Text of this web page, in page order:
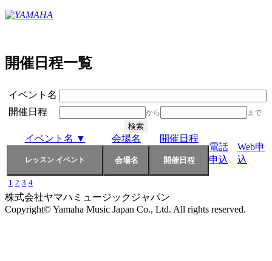
開催日程一覧
イベント名
開催日程
から まで
イベント名 ▼ 会場名
開催日程
電話
申込
Web申
込
1 2 3 4
株式会社ヤマハミュージックジャパン
Copyright© Yamaha Music Japan Co., Ltd. All rights reserved.